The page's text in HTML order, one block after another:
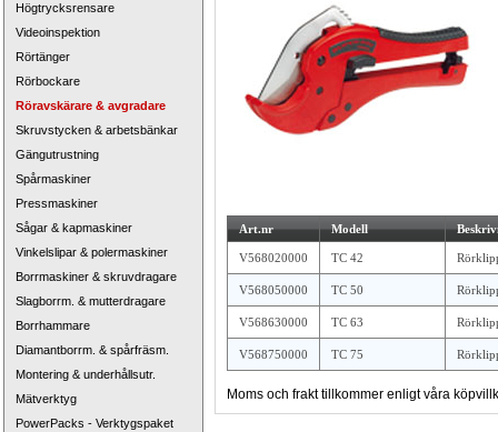
Högtrycksrensare
Videoinspektion
Rörtänger
Rörbockare
Röravskärare & avgradare
Skruvstycken & arbetsbänkar
Gängutrustning
Spårmaskiner
Pressmaskiner
Sågar & kapmaskiner
Vinkelslipar & polermaskiner
Borrmaskiner & skruvdragare
Slagborrm. & mutterdragare
Borrhammare
Diamantborrm. & spårfräsm.
Montering & underhållsutr.
Mätverktyg
PowerPacks - Verktygspaket
Art.nr Modell
V568020000 TC 42
V568050000 TC 50
V568630000 TC 63
V568750000 TC 75
Moms och frakt tillkommer enligt våra